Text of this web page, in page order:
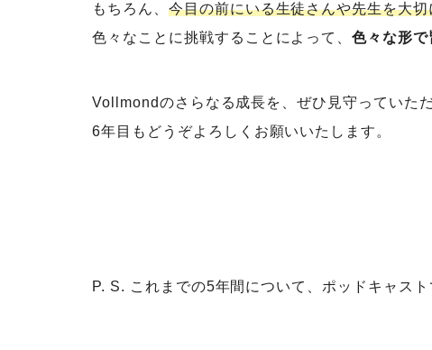
もちろん、 今目の前にいる生徒さんや先生を大
色々なことに挑戦することによって、色々な形で
Vollmondのさらなる成長を、ぜひ見守っていた
6年目もどうぞよろしくお願いいたします。
P. S. これまでの5年間について、ポッドキャス